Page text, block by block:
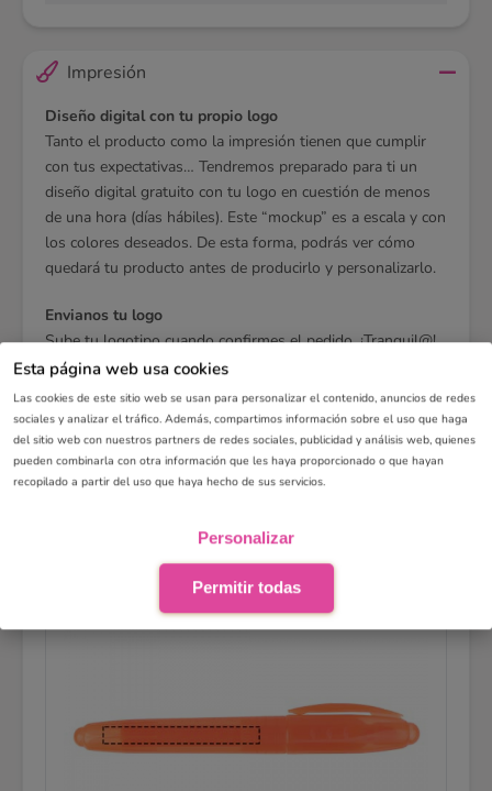
Esta página web usa cookies
Las cookies de este sitio web se usan para personalizar el contenido, anuncios de redes
sociales y analizar el tráfico. Además, compartimos información sobre el uso que haga
del sitio web con nuestros partners de redes sociales, publicidad y análisis web, quienes
pueden combinarla con otra información que les haya proporcionado o que hayan
recopilado a partir del uso que haya hecho de sus servicios.
Personalizar
Permitir todas
Impresión
Diseño digital con tu propio logo
Tanto el producto como la impresión tienen que cumplir
con tus expectativas… Tendremos preparado para ti un
diseño digital gratuito con tu logo en cuestión de menos
de una hora (días hábiles). Este “mockup” es a escala y con
los colores deseados. De esta forma, podrás ver cómo
quedará tu producto antes de producirlo y personalizarlo.
Envianos tu logo
Sube tu logotipo cuando confirmes el pedido. ¡Tranquil@!
No es necesario pagar aún si no estás segur@. Primero
dinos qué tal ha quedado tu logo. Una vez te haya
gustado, entonces, ya puedes pagar. Recuerda que no se
enviará nada a producir hasta que no hayamos recibido el
pago. Si no te ha gustado, contacta con soporte y
comparte tus deseos con nosotros.